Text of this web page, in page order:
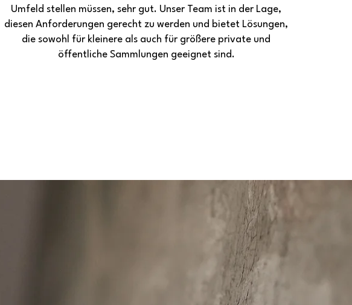
Umfeld stellen müssen, sehr gut. Unser Team ist in der Lage,
diesen Anforderungen gerecht zu werden und bietet Lösungen,
die sowohl für kleinere als auch für größere private und
öffentliche Sammlungen geeignet sind.